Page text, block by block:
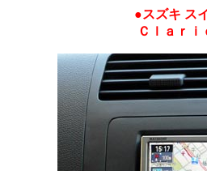
●スズキ ス
Ｃｌａｒ